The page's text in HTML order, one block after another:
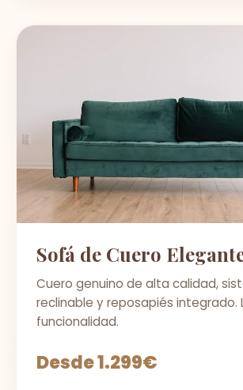
Sofá de Cuero
Cuero genuino de alta calidad,
reclinable y reposapiés integrado.
funcionalidad.
Desde 1.299€